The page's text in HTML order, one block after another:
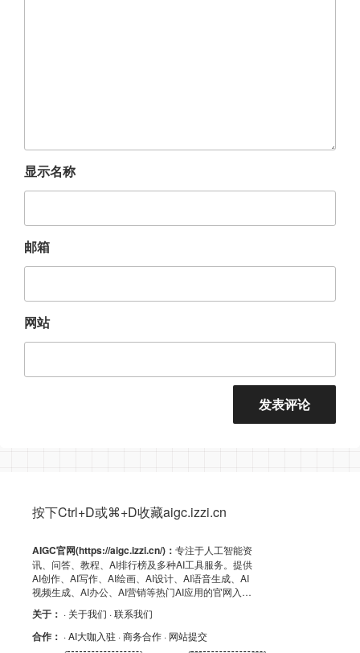
显示名称
邮箱
网站
按下Ctrl+D或⌘+D收藏aigc.izzi.cn
AIGC官网(https://aigc.izzi.cn/)： 专注于人工智能资
讯、问答、教程、AI排行榜及多种AI工具服务。提供
AI创作、AI写作、AI绘画、AI设计、AI语音生成、AI
视频生成、AI办公、AI营销等热门AI应用的官网入
API导航，助力高效AI体验！
关于： · 关于我们 · 联系我们
合作： · AI大咖入驻 · 商务合作 · 网站提交